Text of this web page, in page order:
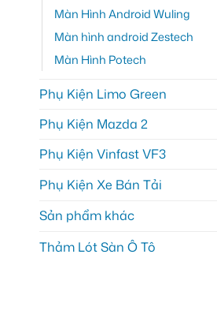
Màn Hình Android Wuling
Màn hình android Zestech
Màn Hình Potech
Phụ Kiện Limo Green
Phụ Kiện Mazda 2
Phụ Kiện Vinfast VF3
Phụ Kiện Xe Bán Tải
Sản phẩm khác
Thảm Lót Sàn Ô Tô